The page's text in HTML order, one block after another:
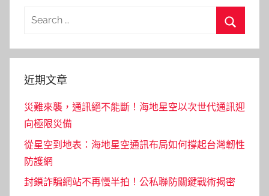
Search
近期文章
災難來襲，通訊絕不能斷！海地星空以次世代通訊迎
向極限災備
從星空到地表：海地星空通訊布局如何撐起台灣韌性
防護網
封鎖詐騙網站不再慢半拍！公私聯防關鍵戰術揭密